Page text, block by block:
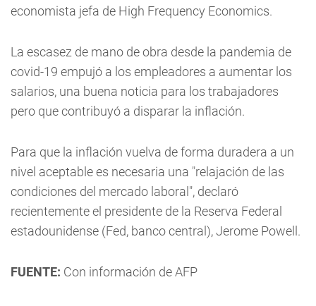
economista jefa de High Frequency Economics.
La escasez de mano de obra desde la pandemia de
covid-19 empujó a los empleadores a aumentar los
salarios, una buena noticia para los trabajadores
pero que contribuyó a disparar la inflación.
Para que la inflación vuelva de forma duradera a un
nivel aceptable es necesaria una "relajación de las
condiciones del mercado laboral", declaró
recientemente el presidente de la Reserva Federal
estadounidense (Fed, banco central), Jerome Powell.
FUENTE: Con información de AFP